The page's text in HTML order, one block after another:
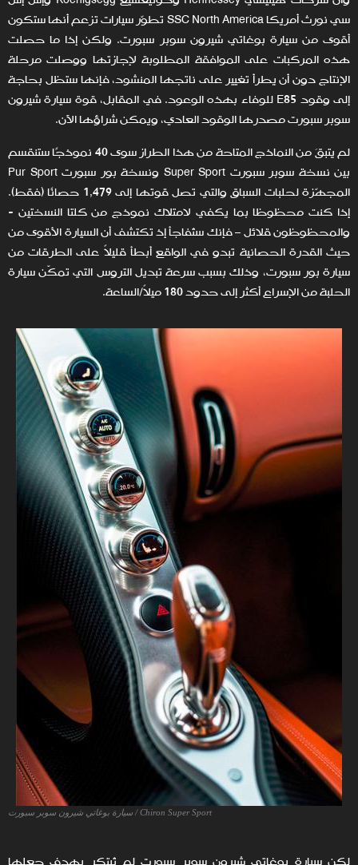
سي نورث أمريكا SSC North America تطوّر سيارات تزعم أنها ستكون
أقوى من سيارة بوغاتي شيرون سوبر سبورت. ولكن إذا ما حصلت
هذه المركبات على الموافقة المطلوبة لإجازتها ووصلت مرحلة
الإنتاج دون أن يطرأ تغيير على ناتجها المنشود، فإنها ستظل بحاجة
إلى وقود E85 للوفاء بهذه الوعود. في المقابل، قوة سيارة شيرون
سوبر سبورت مصدرها الوقود العادي، ويمكن شراؤها الآن.
لم يتبقَ من النماذج المتاحة من هذا الطراز سوى 40 نموذجًا ستنقسم
بين نسخة سوبر سبورت Super Sport ونسخة بور سبورت Pur Sport
المجهّزة لحلبات السباق والتي تصل قوتها إلى 1,479 حصانًا (فقط).
إذا كنت محظوظا بما يكفي لامتلاك نموذج من كلتا النسختين -
والمحظوظون قلائل – فإنك ستُفاجأ إذ تكتشف أن السيارة الأقوى من
حيث القدرة الحصانية تبدو في الواقع أبطأ قليلاً على الطرقات من
سيارة بور سبورت، وذلك بسبب سرعة تبديل التروس التي تمكّن سيارة
الحلبة من الإسراع أكثر إلى حدود 180 ميلاً/الساعة.
Chiron Super Sport / سيارة بوغاتي شيرون سوبر سبورت